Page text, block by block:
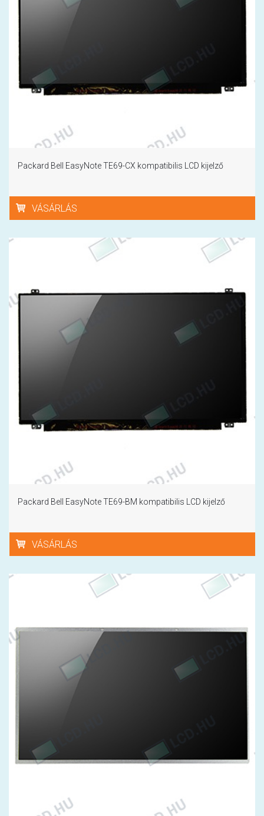
Packard Bell EasyNote TE69-CX kompatibilis LCD kijelző
VÁSÁRLÁS
Packard Bell EasyNote TE69-BM kompatibilis LCD kijelző
VÁSÁRLÁS